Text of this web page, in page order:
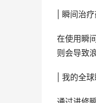
| 瞬间治
在使用瞬
则会导致
| 我的全